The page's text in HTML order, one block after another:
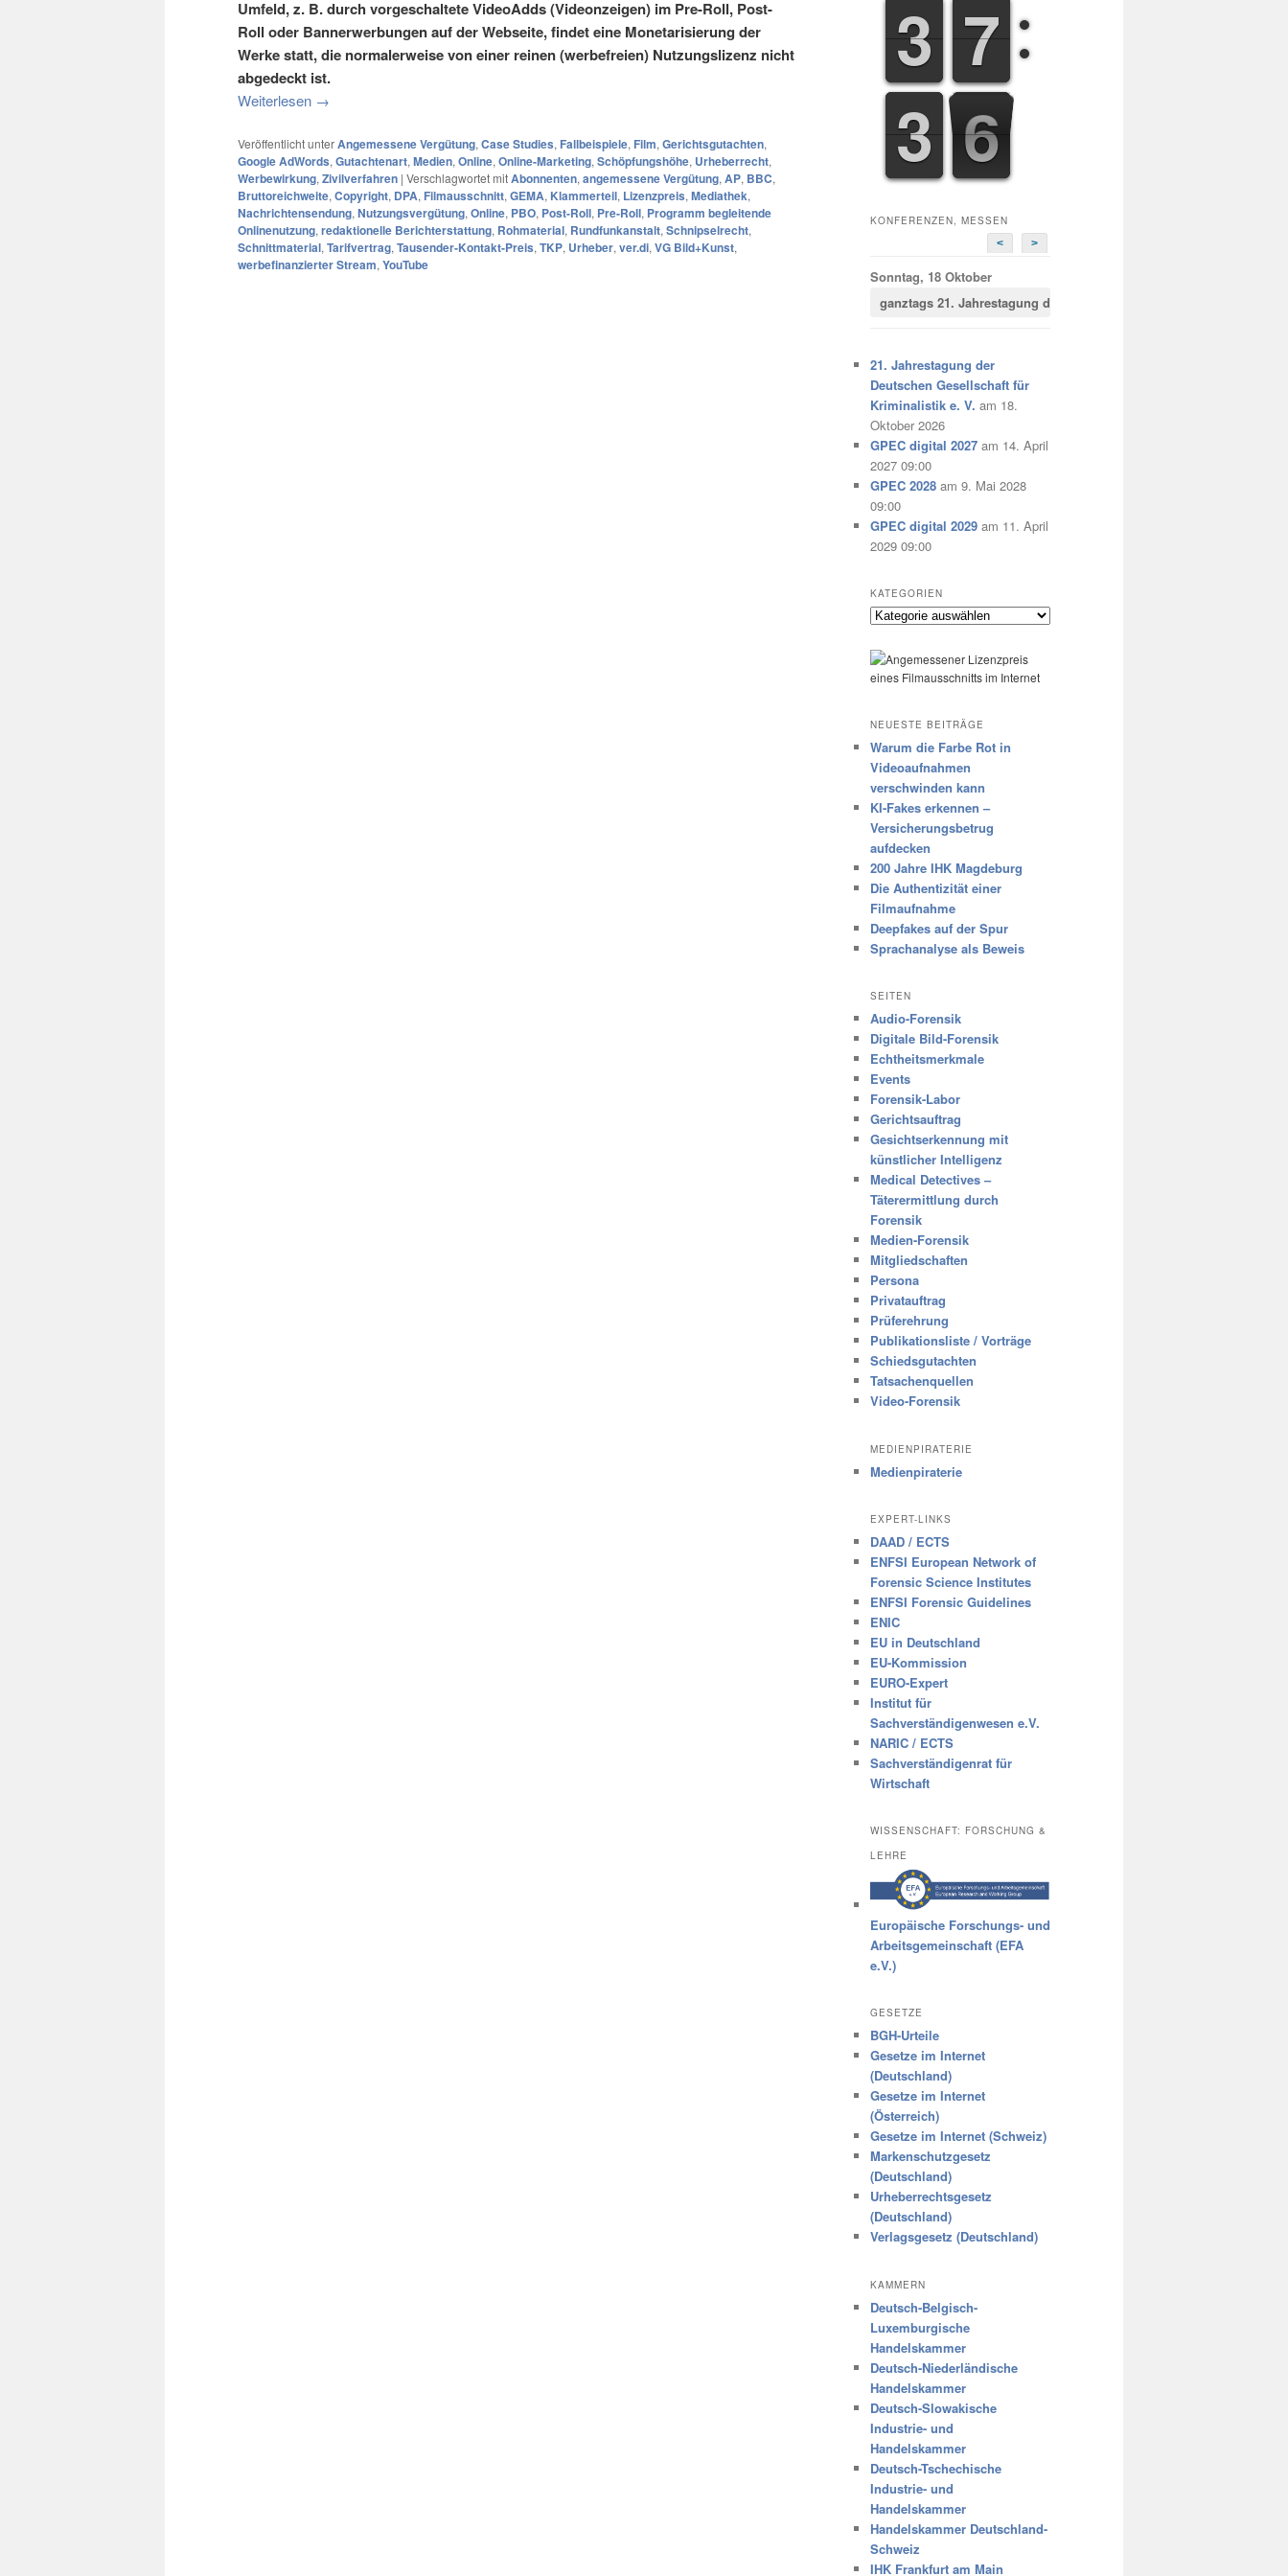
Umfeld, z. B. durch vorgeschaltete VideoAdds (Videonzeigen) im Pre-Roll, Post-
Roll oder Bannerwerbungen auf der Webseite, findet eine Monetarisierung der
Werke statt, die normalerweise von einer reinen (werbefreien) Nutzungslizenz nicht
abgedeckt ist.
Weiterlesen →
Veröffentlicht unterAngemessene Vergütung, Case Studies, Fallbeispiele, Film, Gerichtsgutachten,
Google AdWords, Gutachtenart, Medien, Online, Online-Marketing, Schöpfungshöhe, Urheberrecht,
Werbewirkung, Zivilverfahren | Verschlagwortet mitAbonnenten, angemessene Vergütung, AP, BBC,
Bruttoreichweite, Copyright, DPA, Filmausschnitt, GEMA, Klammerteil, Lizenzpreis, Mediathek,
Nachrichtensendung, Nutzungsvergütung, Online, PBO, Post-Roll, Pre-Roll, Programm begleitende
Onlinenutzung, redaktionelle Berichterstattung, Rohmaterial, Rundfunkanstalt, Schnipselrecht,
Schnittmaterial, Tarifvertrag, Tausender-Kontakt-Preis, TKP, Urheber, ver.di, VG Bild+Kunst,
werbefinanzierter Stream, YouTube
2
2
3
3 6
6
7
7
2
2
3
3 7
7
8
KONFERENZEN, MESSEN
<
>
Sonntag, 18 Oktober
ganztags 21. Jahrestagung der Deutschen Gesellschaft für
21. Jahrestagung der
Deutschen Gesellschaft für
Kriminalistik e. V. am 18.
Oktober 2026
GPEC digital 2027 am 14. April
2027 09:00
GPEC 2028 am 9. Mai 2028
09:00
GPEC digital 2029 am 11. April
2029 09:00
KATEGORIEN
Kategorien
NEUESTE BEITRÄGE
Warum die Farbe Rot in
Videoaufnahmen
verschwinden kann
KI-Fakes erkennen –
Versicherungsbetrug
aufdecken
200 Jahre IHK Magdeburg
Die Authentizität einer
Filmaufnahme
Deepfakes auf der Spur
Sprachanalyse als Beweis
SEITEN
Audio-Forensik
Digitale Bild-Forensik
Echtheitsmerkmale
Events
Forensik-Labor
Gerichtsauftrag
Gesichtserkennung mit
künstlicher Intelligenz
Medical Detectives –
Täterermittlung durch
Forensik
Medien-Forensik
Mitgliedschaften
Persona
Privatauftrag
Prüferehrung
Publikationsliste / Vorträge
Schiedsgutachten
Tatsachenquellen
Video-Forensik
MEDIENPIRATERIE
Medienpiraterie
EXPERT-LINKS
DAAD / ECTS
ENFSI European Network of
Forensic Science Institutes
ENFSI Forensic Guidelines
ENIC
EU in Deutschland
EU-Kommission
EURO-Expert
Institut für
Sachverständigenwesen e.V.
NARIC / ECTS
Sachverständigenrat für
Wirtschaft
WISSENSCHAFT: FORSCHUNG &
LEHRE
Europäische Forschungs- und
Arbeitsgemeinschaft (EFA
e.V.)
GESETZE
BGH-Urteile
Gesetze im Internet
(Deutschland)
Gesetze im Internet
(Österreich)
Gesetze im Internet (Schweiz)
Markenschutzgesetz
(Deutschland)
Urheberrechtsgesetz
(Deutschland)
Verlagsgesetz (Deutschland)
KAMMERN
Deutsch-Belgisch-
Luxemburgische
Handelskammer
Deutsch-Niederländische
Handelskammer
Deutsch-Slowakische
Industrie- und
Handelskammer
Deutsch-Tschechische
Industrie- und
Handelskammer
Handelskammer Deutschland-
Schweiz
IHK Frankfurt am Main